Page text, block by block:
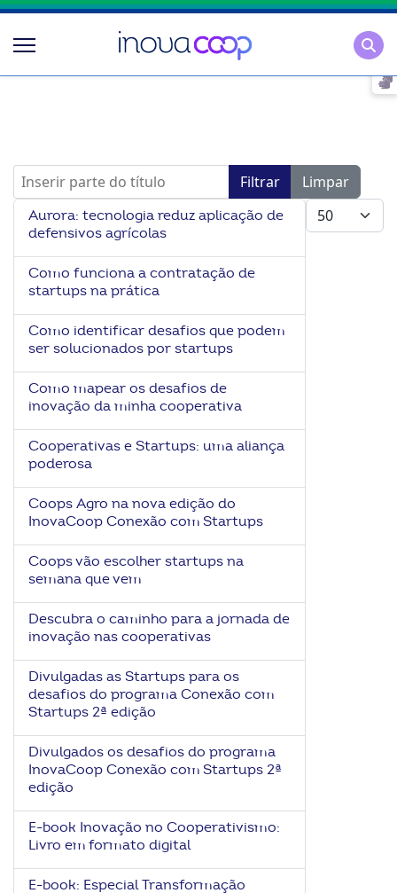
Inserir parte do título Filtrar
Limpar
Mostrar #
Aurora: tecnologia reduz aplicação de
defensivos agrícolas
Como funciona a contratação de
startups na prática
Como identificar desafios que podem
ser solucionados por startups
Como mapear os desafios de
inovação da minha cooperativa
Cooperativas e Startups: uma aliança
poderosa
Coops Agro na nova edição do
InovaCoop Conexão com Startups
Coops vão escolher startups na
semana que vem
Descubra o caminho para a jornada de
inovação nas cooperativas
Divulgadas as Startups para os
desafios do programa Conexão com
Startups 2ª edição
Divulgados os desafios do programa
InovaCoop Conexão com Startups 2ª
edição
E-book Inovação no Cooperativismo:
Livro em formato digital
E-book: Especial Transformação